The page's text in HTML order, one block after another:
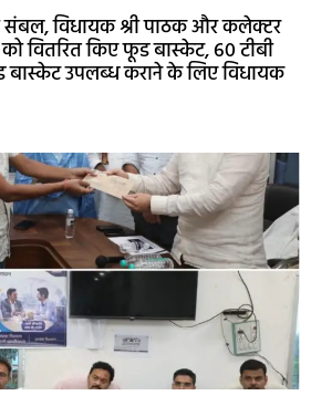
संबल, विधायक श्री पाठक और कलेक्टर
को वितरित किए फूड बास्केट, 60 टीबी
बास्केट उपलब्ध कराने के लिए विधायक